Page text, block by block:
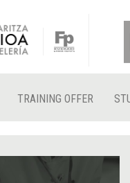
TRAINING OFFER